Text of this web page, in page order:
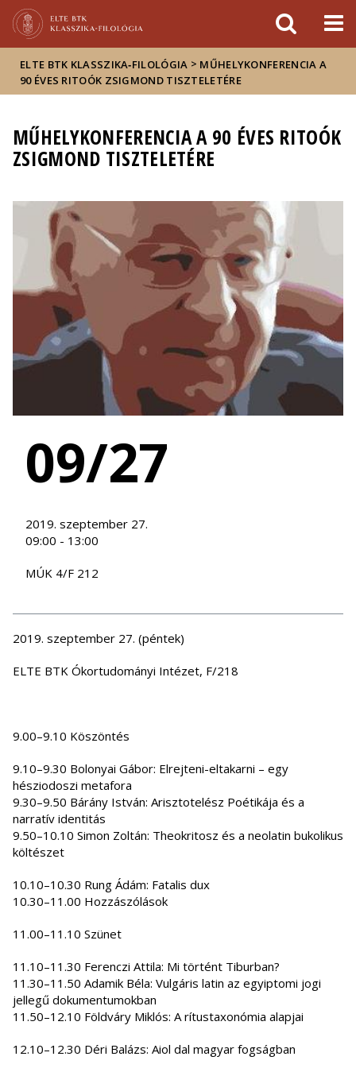
sajtóban
ELTE BTK KLASSZIKA‑FILOLÓGIA > MŰHELYKONFERENCIA A
90 ÉVES RITOÓK ZSIGMOND TISZTELETÉRE
MŰHELYKONFERENCIA A 90 ÉVES RITOÓK
ZSIGMOND TISZTELETÉRE
09/27
2019. szeptember 27.
09:00 - 13:00
MÚK 4/F 212
2019. szeptember 27. (péntek)
ELTE BTK Ókortudományi Intézet, F/218
9.00–9.10 Köszöntés
9.10–9.30 Bolonyai Gábor: Elrejteni-eltakarni – egy
hésziodoszi metafora
9.30–9.50 Bárány István: Arisztotelész Poétikája és a
narratív identitás
9.50–10.10 Simon Zoltán: Theokritosz és a neolatin bukolikus
költészet
10.10–10.30 Rung Ádám: Fatalis dux
10.30–11.00 Hozzászólások
11.00–11.10 Szünet
11.10–11.30 Ferenczi Attila: Mi történt Tiburban?
11.30–11.50 Adamik Béla: Vulgáris latin az egyiptomi jogi
jellegű dokumentumokban
11.50–12.10 Földváry Miklós: A rítustaxonómia alapjai
12.10–12.30 Déri Balázs: Aiol dal magyar fogságban